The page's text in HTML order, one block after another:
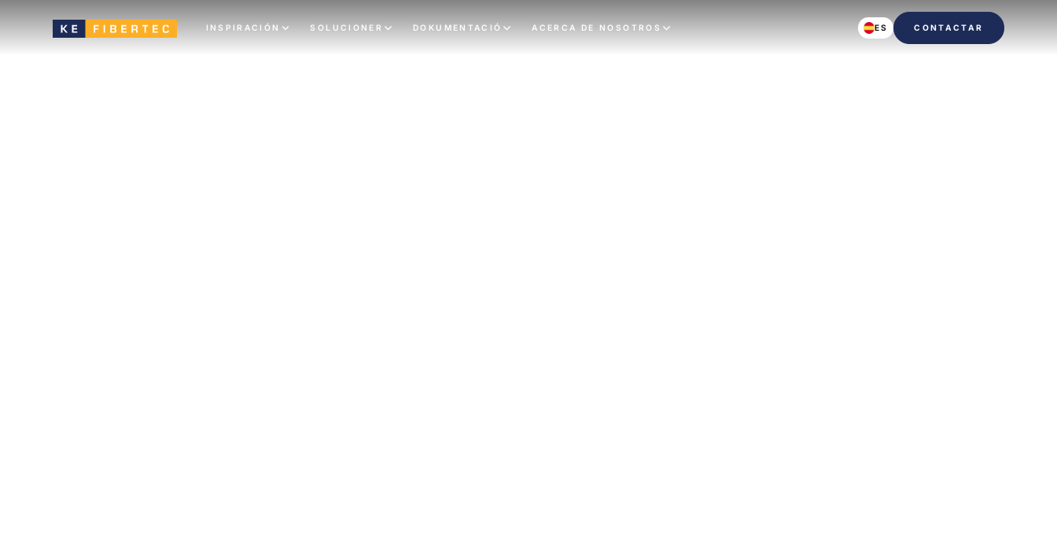
INSPIRACIÓN SOLUCIONER DOKUMENTACIÓ ACERCA DE NOSOTROS ES CONTACTAR